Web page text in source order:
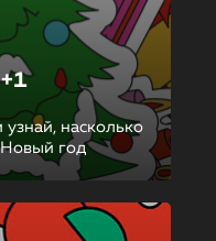
насколько
Новый год